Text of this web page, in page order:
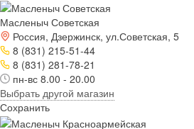
Масленыч Советская
Россия, Дзержинск, ул.Советская, 5
8 (831) 215-51-44
8 (831) 281-78-21
пн-вс 8.00 - 20.00
Выбрать другой магазин
Сохранить